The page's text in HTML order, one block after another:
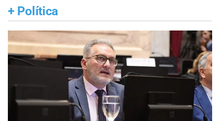
+ Política